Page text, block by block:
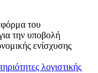
του
την υποβολή
ενίσχυσης
λογιστικής